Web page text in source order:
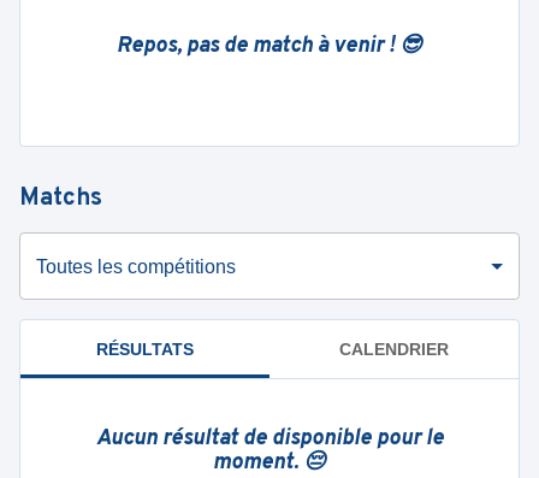
Repos, pas de match à venir ! 😎
Matchs
Toutes les compétitions
RÉSULTATS CALENDRIER
Aucun résultat de disponible pour le
moment. 😔